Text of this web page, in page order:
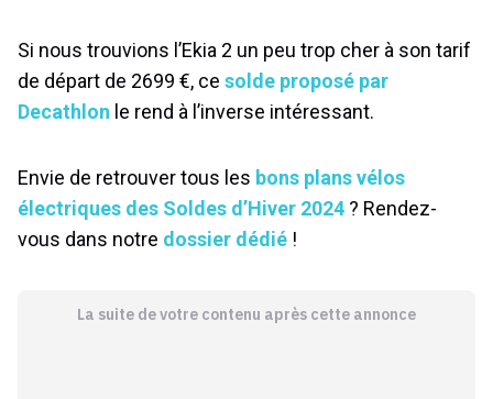
Si nous trouvions l’Ekia 2 un peu trop cher à son tarif
de départ de 2699 €, ce solde proposé par
Decathlon le rend à l’inverse intéressant.
Envie de retrouver tous les bons plans vélos
électriques des Soldes d’Hiver 2024 ? Rendez-
vous dans notre dossier dédié !
La suite de votre contenu après cette annonce